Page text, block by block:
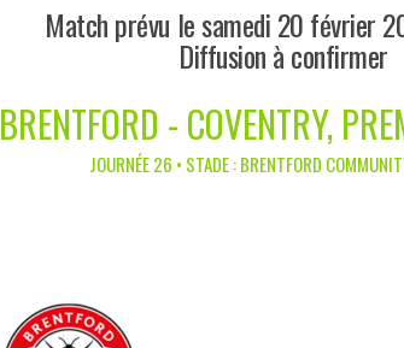
Match prévu le samedi 20 février
Diffusion à confirmer
BRENTFORD - COVENTRY,
JOURNÉE 26 • STADE : BRENTFORD